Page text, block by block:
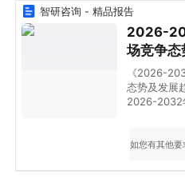
智研咨询 - 精品报告
2026-
场竞争态
《2026-
态势及发展
2026-2032
估分析，
会与风险防
如您有其他要